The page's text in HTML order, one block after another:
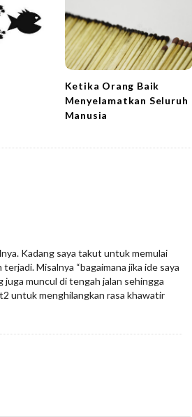
Ketika Orang Baik
Menyelamatkan Seluruh
Manusia
Kadang saya takut untuk memulai
Misalnya “bagaimana jika ide saya
juga muncul di tengah jalan sehingga
untuk menghilangkan rasa khawatir